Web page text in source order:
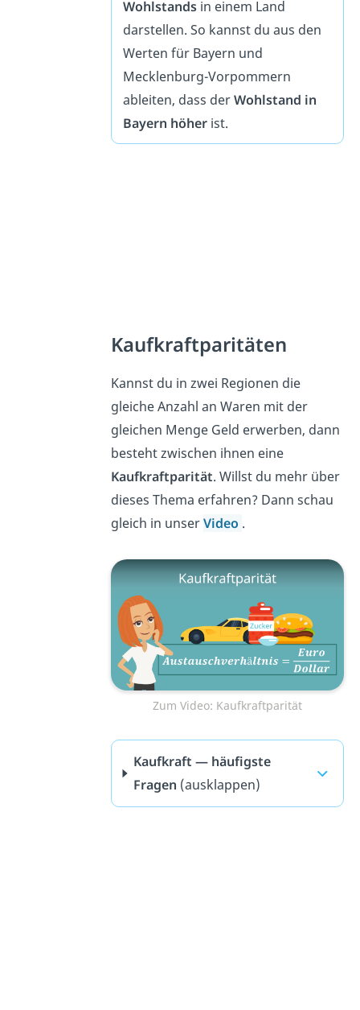
Wohlstandsin einem Land
darstellen. So kannst du aus den
Werten für Bayern und
Mecklenburg-Vorpommern
ableiten, dass derWohlstand in
Bayern höherist.
Kaufkraftparitäten
Kannst du in zwei Regionen die
gleiche Anzahl an Waren mit der
gleichen Menge Geld erwerben, dann
besteht zwischen ihnen eine
Kaufkraftparität. Willst du mehr über
dieses Thema erfahren? Dann schau
gleich in unserVideo .
Zum Video: Kaufkraftparität
Kaufkraft — häufigste
Fragen (ausklappen)